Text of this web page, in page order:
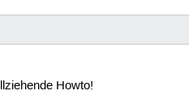
Howto!